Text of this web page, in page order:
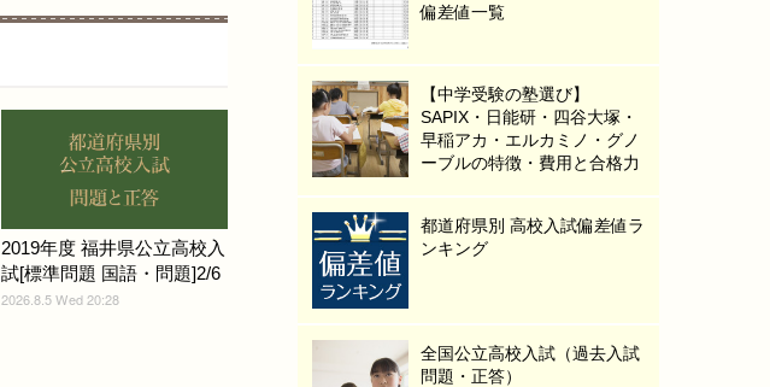
2019年度 福井県公立高校入
試[標準問題 国語・問題]2/6
2026.8.5 Wed 20:28
偏差値一覧
【中学受験の塾選び】
SAPIX・日能研・四谷大塚・
早稲アカ・エルカミノ・グノ
ーブルの特徴・費用と合格力
都道府県別 高校入試偏差値ラ
ンキング
全国公立高校入試（過去入試
問題・正答）